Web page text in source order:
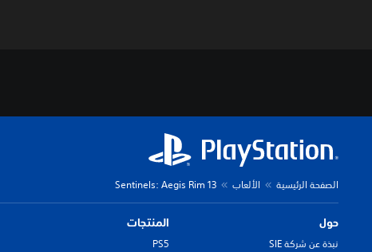
الصفحة الرئيسية الألعاب 13 Sentinels: Aegis Rim
حول
نبذة عن شركة SIE
المنتجات
PS5